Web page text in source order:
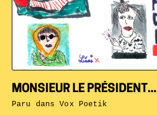
MONSIEUR LE PRÉSIDENT...
Paru dansVox Poetik